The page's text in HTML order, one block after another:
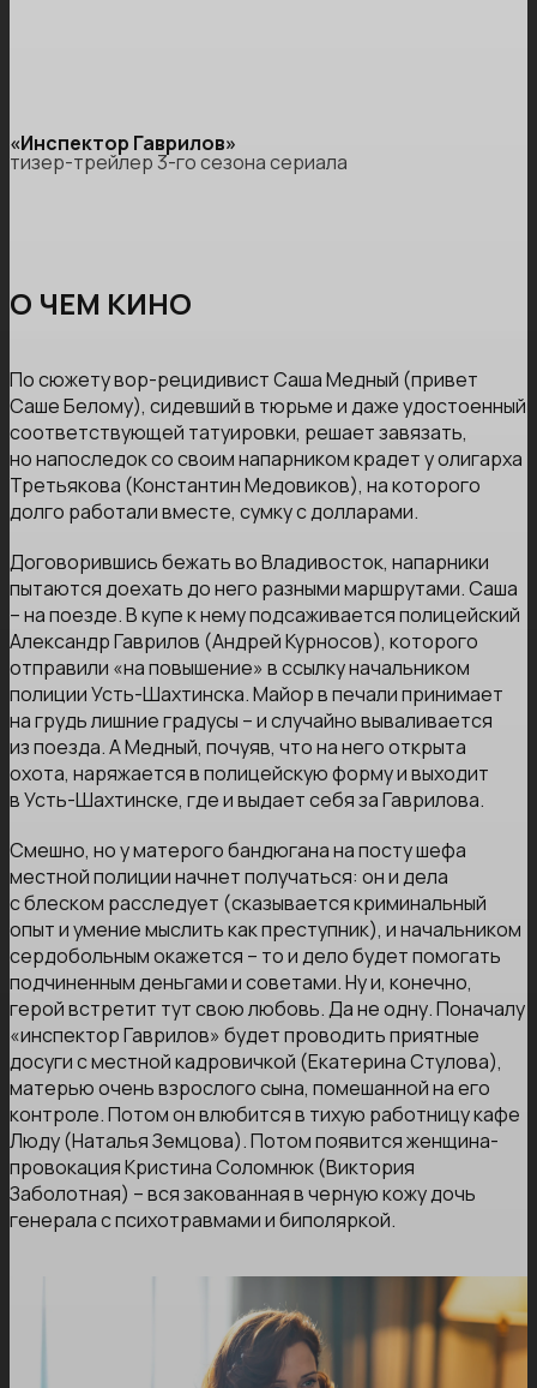
«Инспектор Гаврилов»
тизер-трейлер 3-го сезона сериала
О ЧЕМ КИНО
По сюжету вор-рецидивист Саша Медный (привет
Саше Белому), сидевший в тюрьме и даже удостоенный
соответствующей татуировки, решает завязать,
но напоследок со своим напарником крадет у олигарха
Третьякова (Константин Медовиков), на которого
долго работали вместе, сумку с долларами.
Договорившись бежать во Владивосток, напарники
пытаются доехать до него разными маршрутами. Саша
– на поезде. В купе к нему подсаживается полицейский
Александр Гаврилов (Андрей Курносов), которого
отправили «на повышение» в ссылку начальником
полиции Усть-Шахтинска. Майор в печали принимает
на грудь лишние градусы – и случайно вываливается
из поезда. А Медный, почуяв, что на него открыта
охота, наряжается в полицейскую форму и выходит
в Усть-Шахтинске, где и выдает себя за Гаврилова.
Смешно, но у матерого бандюгана на посту шефа
местной полиции начнет получаться: он и дела
с блеском расследует (сказывается криминальный
опыт и умение мыслить как преступник), и начальником
сердобольным окажется – то и дело будет помогать
подчиненным деньгами и советами. Ну и, конечно,
герой встретит тут свою любовь. Да не одну. Поначалу
«инспектор Гаврилов» будет проводить приятные
досуги с местной кадровичкой (Екатерина Стулова),
матерью очень взрослого сына, помешанной на его
контроле. Потом он влюбится в тихую работницу кафе
Люду (Наталья Земцова). Потом появится женщина-
провокация Кристина Соломнюк (Виктория
Заболотная) – вся закованная в черную кожу дочь
генерала с психотравмами и биполяркой.